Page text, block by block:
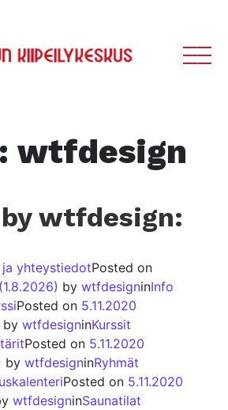
wtfdesign
wtfdesign:
yhteystiedotPosted on
(1.8.2026) by wtfdesigninInfo
Posted on 5.11.2020
by wtfdesigninKurssit
Posted on 5.11.2020
by wtfdesigninRyhmät
Posted on 5.11.2020
wtfdesigninSaunatilat